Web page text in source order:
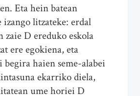
Eta hein batean
litzateke: erdal
zaie D ereduko eskola
ere egokiena, eta
haien seme-alabei
ekarriko diela,
ume horiei D